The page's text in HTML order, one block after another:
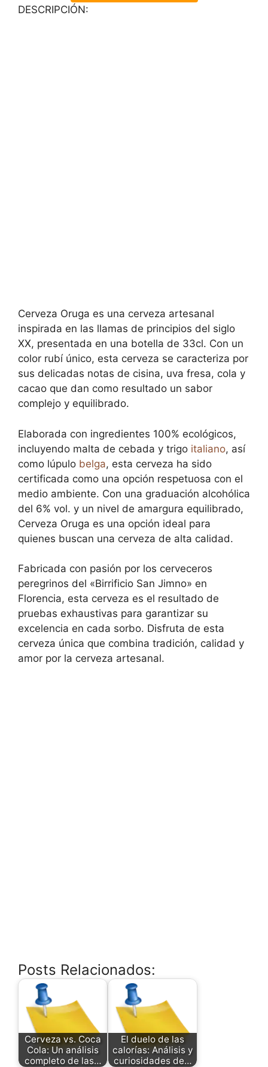
DESCRIPCIÓN:
Cerveza Oruga es una cerveza artesanal
inspirada en las llamas de principios del siglo
XX, presentada en una botella de 33cl. Con un
color rubí único, esta cerveza se caracteriza por
sus delicadas notas de cisina, uva fresa, cola y
cacao que dan como resultado un sabor
complejo y equilibrado.
Elaborada con ingredientes 100% ecológicos,
incluyendo malta de cebada y trigo italiano, así
como lúpulo belga, esta cerveza ha sido
certificada como una opción respetuosa con el
medio ambiente. Con una graduación alcohólica
del 6% vol. y un nivel de amargura equilibrado,
Cerveza Oruga es una opción ideal para
quienes buscan una cerveza de alta calidad.
Fabricada con pasión por los cerveceros
peregrinos del «Birrificio San Jimno» en
Florencia, esta cerveza es el resultado de
pruebas exhaustivas para garantizar su
excelencia en cada sorbo. Disfruta de esta
cerveza única que combina tradición, calidad y
amor por la cerveza artesanal.
Posts Relacionados:
Cerveza vs. Coca
Cola: Un análisis
completo de las…
El duelo de las
calorías: Análisis y
curiosidades de…